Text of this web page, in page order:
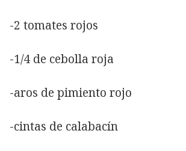
-2 tomates rojos
-1/4 de cebolla roja
-aros de pimiento rojo
-cintas de calabacín